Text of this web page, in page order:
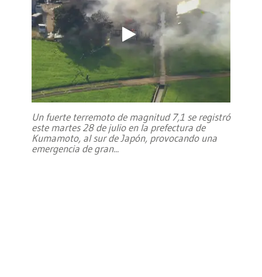
Un fuerte terremoto de magnitud 7,1 se registró
este martes 28 de julio en la prefectura de
Kumamoto, al sur de Japón, provocando una
emergencia de gran...